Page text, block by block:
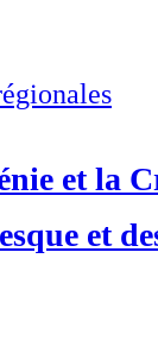
et la
et